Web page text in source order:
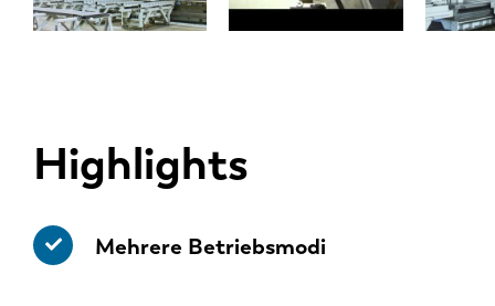
Highlights
Mehrere Betriebsmodi